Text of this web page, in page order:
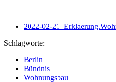
2022-02-
Schlagworte:
Berlin
Bündnis
Wohnungsbau